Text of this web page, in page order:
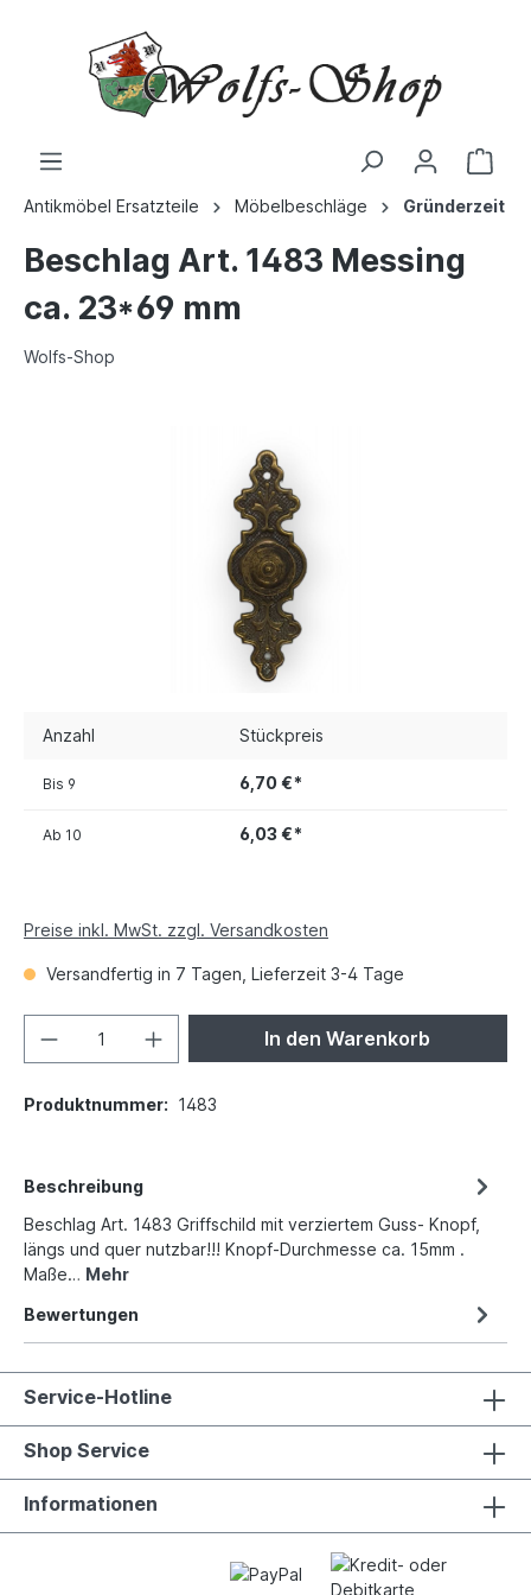
Antikmöbel Ersatzteile Möbelbeschläge Gründerzeit
Beschlag Art. 1483 Messing
ca. 23*69 mm
Wolfs-Shop
Anzahl Stückpreis
Bis 9 6,70 €*
Ab 10 6,03 €*
Preise inkl. MwSt. zzgl. Versandkosten
Versandfertig in 7 Tagen, Lieferzeit 3-4 Tage
In den Warenkorb
Produktnummer: 1483
Beschreibung
Beschlag Art. 1483 Griffschild mit verziertem Guss- Knopf,
längs und quer nutzbar!!! Knopf-Durchmesse ca. 15mm .
Maße… Mehr
Bewertungen
Service-Hotline
Shop Service
Informationen